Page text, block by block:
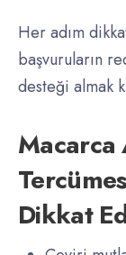
Her adım
başvuruların
desteği almak
Dikkat